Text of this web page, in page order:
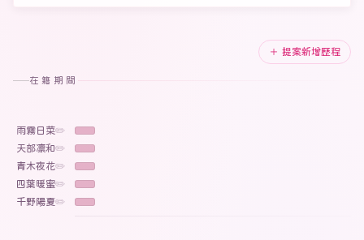
＋ 提案新增歷程
在籍期間
雨霧日菜✏️
天部凛和✏️
青木夜花✏️
四葉暖蜜✏️
千野陽夏✏️